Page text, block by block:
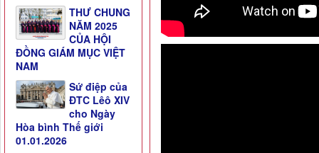
THƯ CHUNG
NĂM 2025
CỦA HỘI
ĐỒNG GIÁM MỤC VIỆT
NAM
Sứ điệp của
ĐTC Lêô XIV
cho Ngày
Hòa bình Thế giới
01.01.2026